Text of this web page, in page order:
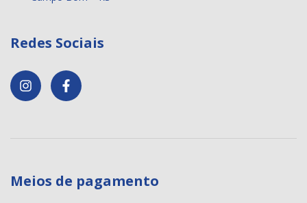
Redes Sociais
Meios de pagamento